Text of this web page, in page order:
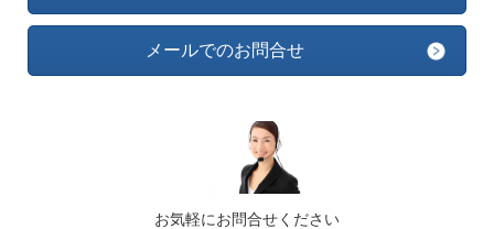
メールでのお問合せ
お気軽にお問合せください